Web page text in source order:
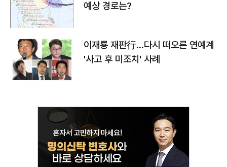
예상 경로는?
이재룡 재판行…다시 떠오른 연예계
'사고 후 미조치' 사례